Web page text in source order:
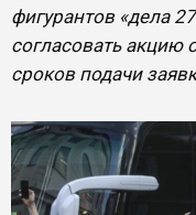
фигурантов «дела
согласовать акцию
сроков подачи